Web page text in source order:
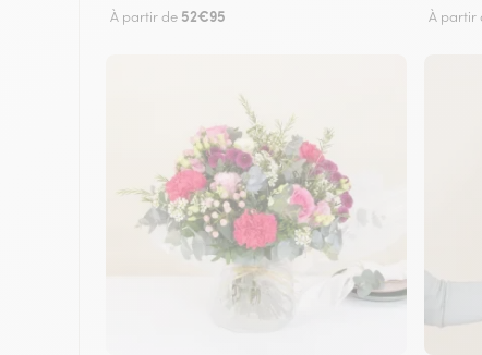
À partir de 52€95 À partir